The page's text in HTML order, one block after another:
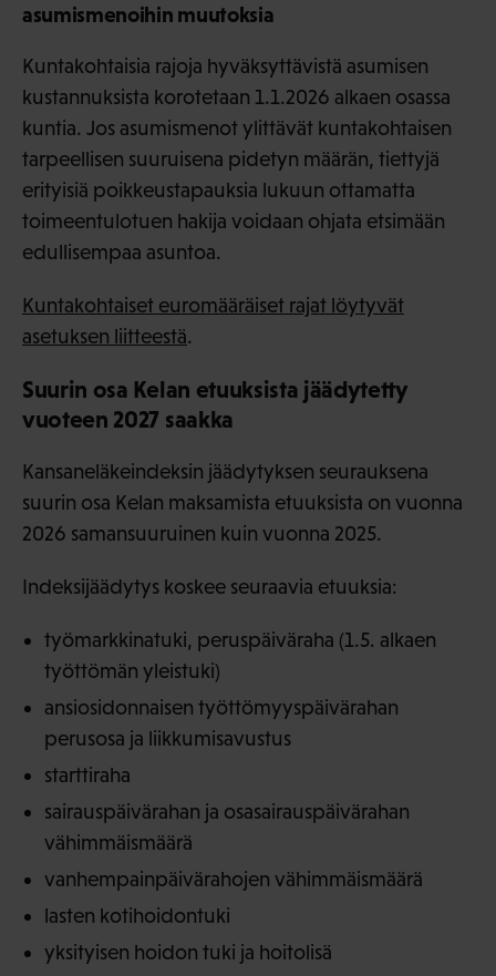
asumismenoihin muutoksia
Kuntakohtaisia rajoja hyväksyttävistä asumisen
kustannuksista korotetaan 1.1.2026 alkaen osassa
kuntia. Jos asumismenot ylittävät kuntakohtaisen
tarpeellisen suuruisena pidetyn määrän, tiettyjä
erityisiä poikkeustapauksia lukuun ottamatta
toimeentulotuen hakija voidaan ohjata etsimään
edullisempaa asuntoa.
Kuntakohtaiset euromääräiset rajat löytyvät
asetuksen liitteestä.
Suurin osa Kelan etuuksista jäädytetty
vuoteen 2027 saakka
Kansaneläkeindeksin jäädytyksen seurauksena
suurin osa Kelan maksamista etuuksista on vuonna
2026 samansuuruinen kuin vuonna 2025.
Indeksijäädytys koskee seuraavia etuuksia:
työmarkkinatuki, peruspäiväraha (1.5. alkaen
työttömän yleistuki)
ansiosidonnaisen työttömyyspäivärahan
perusosa ja liikkumisavustus
starttiraha
sairauspäivärahan ja osasairauspäivärahan
vähimmäismäärä
vanhempainpäivärahojen vähimmäismäärä
lasten kotihoidontuki
yksityisen hoidon tuki ja hoitolisä